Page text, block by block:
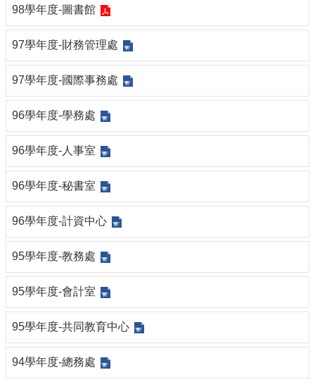
98學年度-圖書館
97學年度-財務管理處
97學年度-國際事務處
96學年度-學務處
96學年度-人事室
96學年度-秘書室
96學年度-計資中心
95學年度-教務處
95學年度-會計室
95學年度-共同教育中心
94學年度-總務處